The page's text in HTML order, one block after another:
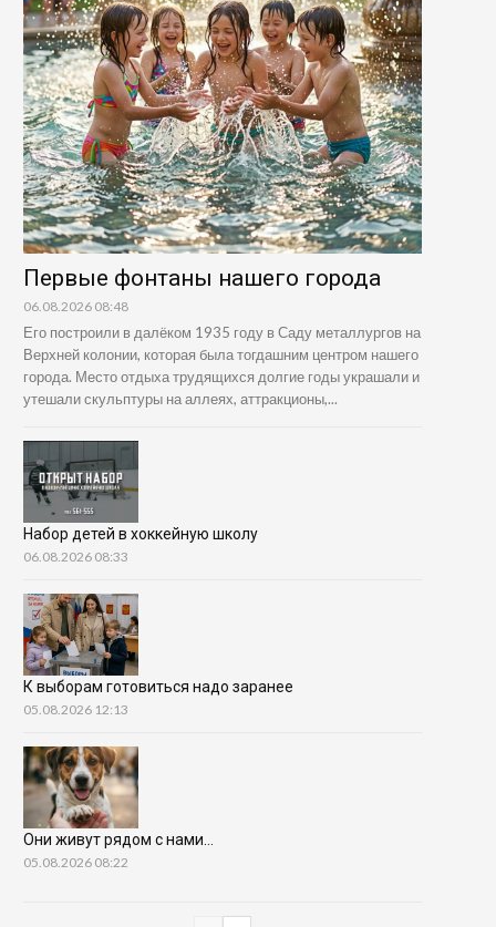
Первые фонтаны нашего города
06.08.2026 08:48
Его построили в далёком 1935 году в Саду металлургов на
Верхней колонии, которая была тогдашним центром нашего
города. Место отдыха трудящихся долгие годы украшали и
утешали скульптуры на аллеях, аттракционы,...
Набор детей в хоккейную школу
06.08.2026 08:33
К выборам готовиться надо заранее
05.08.2026 12:13
Они живут рядом с нами…
05.08.2026 08:22